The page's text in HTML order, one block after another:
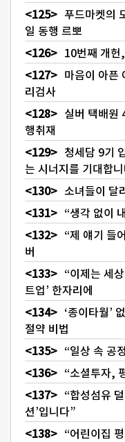
푸드마켓의
일 동행 르뽀
10번째 개헌
마음이 아픈
리검사
실버 택배원
행취재
청세담 9기
는 시너지를 기대합
소녀들이 달
“생각 없이
“제 얘기 들
버
“이제는 세
트업’ 한자리에
‘종이타월’
절약 비법
“일상 속 공
“소셜투자,
“합성섬유
션’입니다”
“어린이집